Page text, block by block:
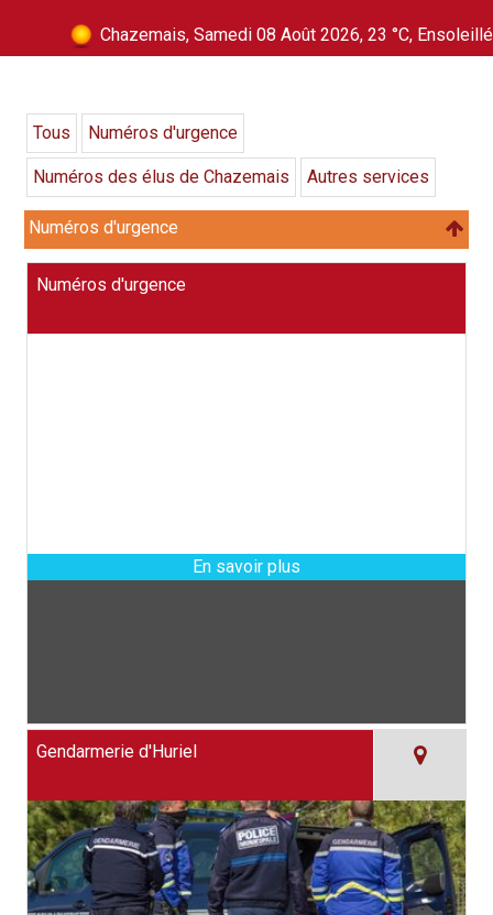
Chazemais, Samedi 08 Août 2026, 23 °C, Ensoleillé
Tous Numéros d'urgence
Numéros des élus de Chazemais Autres services
Numéros d'urgence
Numéros d'urgence
Gendarmerie d'Huriel